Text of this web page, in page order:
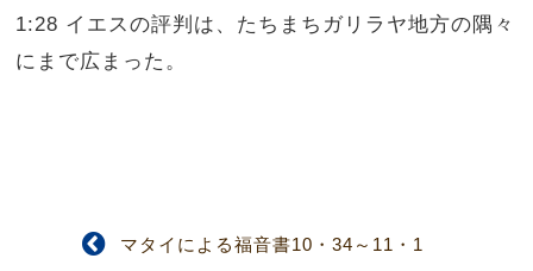
1:28 イエスの評判は、たちまちガリラヤ地方の隅々
にまで広まった。
マタイによる福音書10・34～11・1